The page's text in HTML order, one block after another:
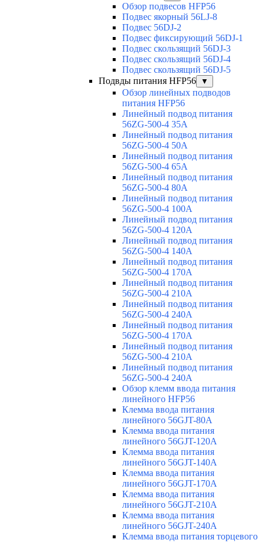
Обзор подвесов HFP56
Подвес якорный 56LJ-8
Подвес 56DJ-2
Подвес фиксирующий 56DJ-1
Подвес скользящий 56DJ-3
Подвес скользящий 56DJ-4
Подвес скользящий 56DJ-5
Подвды питания HFP56
▼
Обзор линейных подводов
питания HFP56
Линейный подвод питания
56ZG-500-4 35A
Линейный подвод питания
56ZG-500-4 50A
Линейный подвод питания
56ZG-500-4 65A
Линейный подвод питания
56ZG-500-4 80A
Линейный подвод питания
56ZG-500-4 100A
Линейный подвод питания
56ZG-500-4 120A
Линейный подвод питания
56ZG-500-4 140A
Линейный подвод питания
56ZG-500-4 170A
Линейный подвод питания
56ZG-500-4 210A
Линейный подвод питания
56ZG-500-4 240A
Линейный подвод питания
56ZG-500-4 170A
Линейный подвод питания
56ZG-500-4 210A
Линейный подвод питания
56ZG-500-4 240A
Обзор клемм ввода питания
линейного HFP56
Клемма ввода питания
линейного 56GJT-80A
Клемма ввода питания
линейного 56GJT-120A
Клемма ввода питания
линейного 56GJT-140A
Клемма ввода питания
линейного 56GJT-170A
Клемма ввода питания
линейного 56GJT-210A
Клемма ввода питания
линейного 56GJT-240A
Клемма ввода питания торцевого